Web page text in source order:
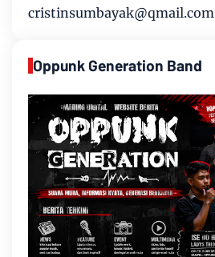
cristinsumbayak@qmail.com
Oppunk Generation Band